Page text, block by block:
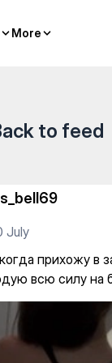
More
More
to feed
July
прихожу в
всю силу на